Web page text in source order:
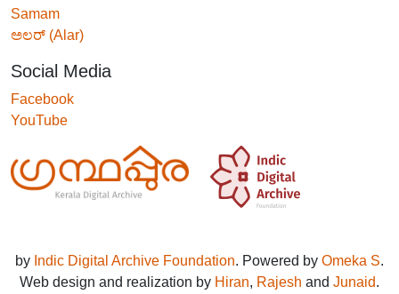
Samam
ಅಲರ್ (Alar)
Social Media
Facebook
YouTube
by Indic Digital Archive Foundation. Powered by Omeka S.
Web design and realization by Hiran, Rajesh and Junaid.